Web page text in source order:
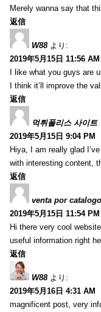
Merely wanna say that
返信
W88 より:
2019年5月15日 11:56 AM
I like what you guys are
I think it’ll improve the
返信
먹튀폴리스 사이트
2019年5月15日 9:04 PM
Hiya, I am really glad
with interesting content,
返信
venta por catalogo
2019年5月15日 11:54 PM
Hi there very cool
useful information right
返信
W88 より:
2019年5月16日 4:31 AM
magnificent post, very